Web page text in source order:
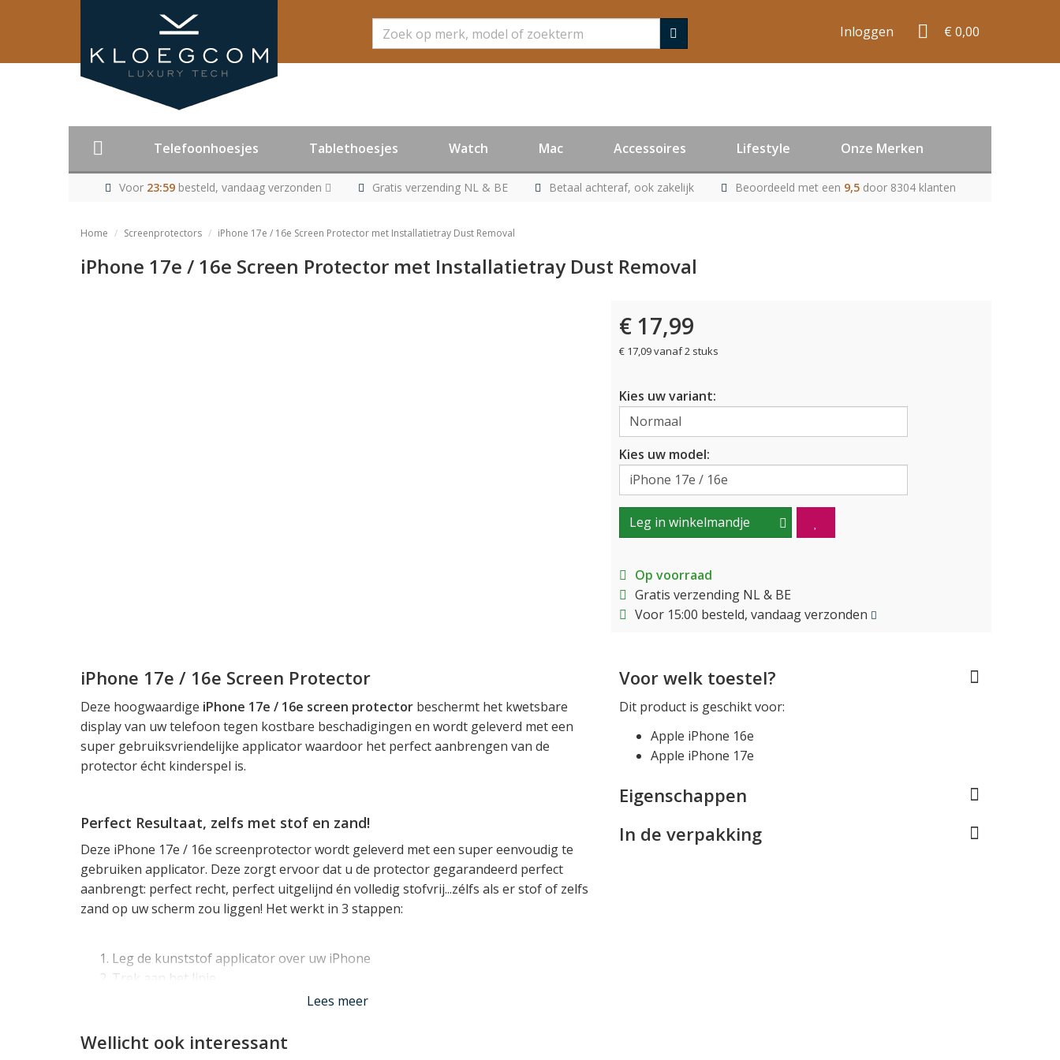
Zoeken Inloggen € 0,00
Telefoonhoesjes Tablethoesjes Watch Mac Accessoires Lifestyle Onze Merken
Voor 23:59besteld, vandaag verzonden Gratis verzending NL & BE Betaal achteraf, ook zakelijk Beoordeeld met een 9,5 door 8304 klanten
Home Screenprotectors iPhone 17e / 16e Screen Protector met Installatietray Dust Removal
iPhone 17e / 16e Screen Protector met Installatietray Dust Removal
€ 17,99
€ 17,09 vanaf 2 stuks
Kies uw variant:
Kies uw model:
Leg in winkelmandje
Op voorraad
Gratis verzending NL & BE
Voor 15:00 besteld, vandaag verzonden
iPhone 17e / 16e Screen Protector
Deze hoogwaardige iPhone 17e / 16e screen protector beschermt het kwetsbare
display van uw telefoon tegen kostbare beschadigingen en wordt geleverd met een
super gebruiksvriendelijke applicator waardoor het perfect aanbrengen van de
protector écht kinderspel is.
Perfect Resultaat, zelfs met stof en zand!
Deze iPhone 17e / 16e screenprotector wordt geleverd met een super eenvoudig te
gebruiken applicator. Deze zorgt ervoor dat u de protector gegarandeerd perfect
aanbrengt: perfect recht, perfect uitgelijnd én volledig stofvrij...zélfs als er stof of zelfs
zand op uw scherm zou liggen! Het werkt in 3 stappen:
Leg de kunststof applicator over uw iPhone
Trek aan het lipje
screen protector.
Lees meer
Voor welk toestel?
Dit product is geschikt voor:
Apple iPhone 16e
Apple iPhone 17e
Eigenschappen
In de verpakking
Wellicht ook interessant